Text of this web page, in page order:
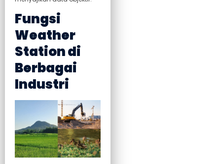
Fungsi
Weather
Station di
Berbagai
Industri